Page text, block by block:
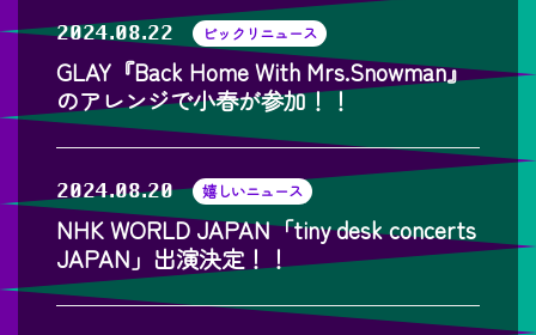
2024.08.22 ビックリニュース
GLAY『Back Home With Mrs.Snowman』
のアレンジで小春が参加！！
2024.08.20 嬉しいニュース
NHK WORLD JAPAN「tiny desk concerts
JAPAN」出演決定！！